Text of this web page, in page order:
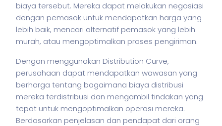
biaya tersebut. Mereka dapat melakukan negosiasi
dengan pemasok untuk mendapatkan harga yang
lebih baik, mencari alternatif pemasok yang lebih
murah, atau mengoptimalkan proses pengiriman.
Dengan menggunakan Distribution Curve,
perusahaan dapat mendapatkan wawasan yang
berharga tentang bagaimana biaya distribusi
mereka terdistribusi dan mengambil tindakan yang
tepat untuk mengoptimalkan operasi mereka.
Berdasarkan penjelasan dan pendapat dari orang